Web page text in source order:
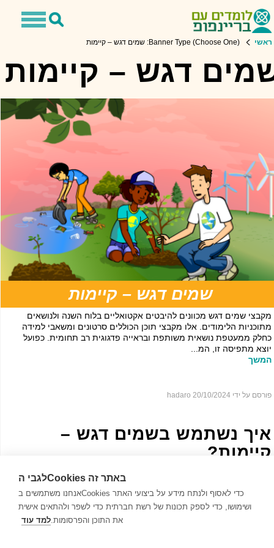
Toggle
Toggle
ראשי Banner Type (Choose One): שמים דגש – קיימות
דגש – קיימות
שמים דגש – קיימות
איך נשתמש בשמים דגש –
קיימות?
פורסם על ידי hadaro 20/10/2024
מקבצי שמים דגש מכוונים להיבטים אקטואליים בלוח השנה ולנושאים
מתוכניות הלימודים. אלו מקבצי תוכן הכוללים סרטונים ומשאבי למידה
כחלק ממעטפת נושאית משותפת ובראייה פדגוגית רב תחומית. כפועל
יוצא מתפיסה זו, המ...
המשך
לגבי הCookies באתר זה
אנחנו משתמשים בCookies כדי לאסוף ולנתח מידע על ביצועי האתר
ושימושו, כדי לספק תכונות של רשת חברתית כדי לשפר ולהתאים אישית
את התוכן והפרסומות.למד עוד